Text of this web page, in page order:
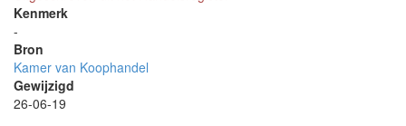
Kenmerk
-
Bron
Kamer van Koophandel
Gewijzigd
26-06-19